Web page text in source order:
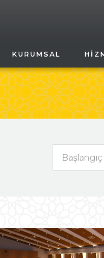
KURUMSAL